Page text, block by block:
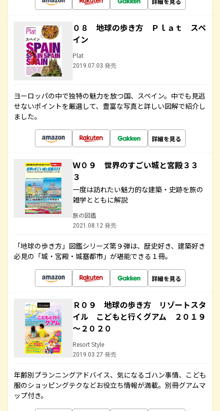
０８ 地球の歩き方 Ｐｌａｔ スペ
イン
Plat
2019.07.03 発売
ヨーロッパの中で独特の魅力を放つ国、スペイン。中でも見逃
せないポイントを厳選して、豊富な写真と詳しい図解で紹介し
ました。
詳細を見る
Ｗ０９ 世界のすごい城と宮殿３３
３
一度は訪れたい魅力的な建築・史跡を旅の
雑学とともに解説
旅の図鑑
2021.08.12 発売
「地球の歩き方」図鑑シリーズ第９弾は、歴史好き、建築好き
必見の「城・宮殿・城塞都市」が堪能できる１冊。
詳細を見る
Ｒ０９ 地球の歩き方 リゾートスタ
イル こどもと行くグアム ２０１９
～２０２０
Resort Style
2019.03.27 発売
年齢別プランニングアドバイス、気になるゴハン事情、こども
服のショッピングテクなどお役立ち情報が満載。別冊グアムマ
ップ付き。